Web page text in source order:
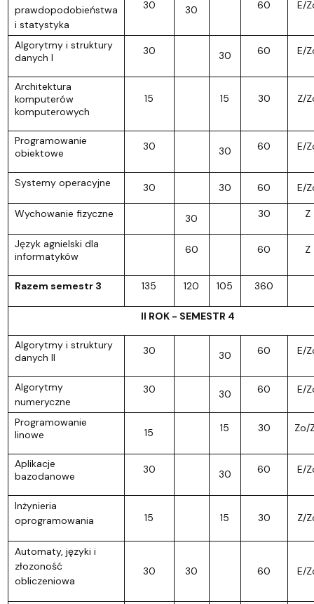
prawdopodobieństwa
i statystyka
30 30 60 E/
Algorytmy i struktury
danych I
30 30 60 E/
Architektura
komputerów
komputerowych
15 15 30 Z/
Programowanie
obiektowe
30 30 60 E/
Systemy operacyjne 30 30 60 E/
Wychowanie fizyczne 30 30 Z
Język agnielski dla
informatyków
60 60 Z
Razem semestr 3 135 120 105 360
II ROK - SEMESTR 4
Algorytmy i struktury
danych II
30 30 60 E/
Algorytmy
numeryczne
30 30 60 E/
Programowanie
linowe
15 15 30 Zo/
Aplikacje
bazodanowe
30 30 60 E/
Inżynieria
oprogramowania
15 15 30 Z/
Automaty, języki i
złozoność
obliczeniowa
30 30 60 E/